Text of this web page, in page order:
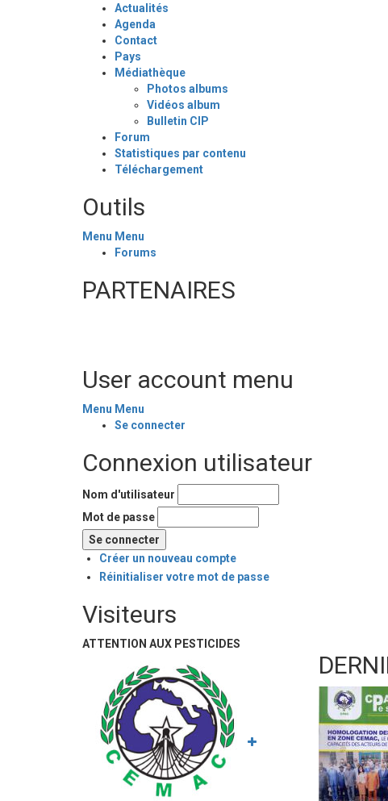
Actualités
Agenda
Contact
Pays
Médiathèque
Photos albums
Vidéos album
Bulletin CIP
Forum
Statistiques par contenu
Téléchargement
Outils
Menu Menu
Forums
PARTENAIRES
User account menu
Menu Menu
Se connecter
Connexion utilisateur
Nom d'utilisateur
Mot de passe
Créer un nouveau compte
Réinitialiser votre mot de passe
Visiteurs
ATTENTION AUX PESTICIDES